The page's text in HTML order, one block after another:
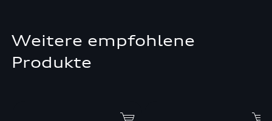
Weitere empfohlene
Produkte